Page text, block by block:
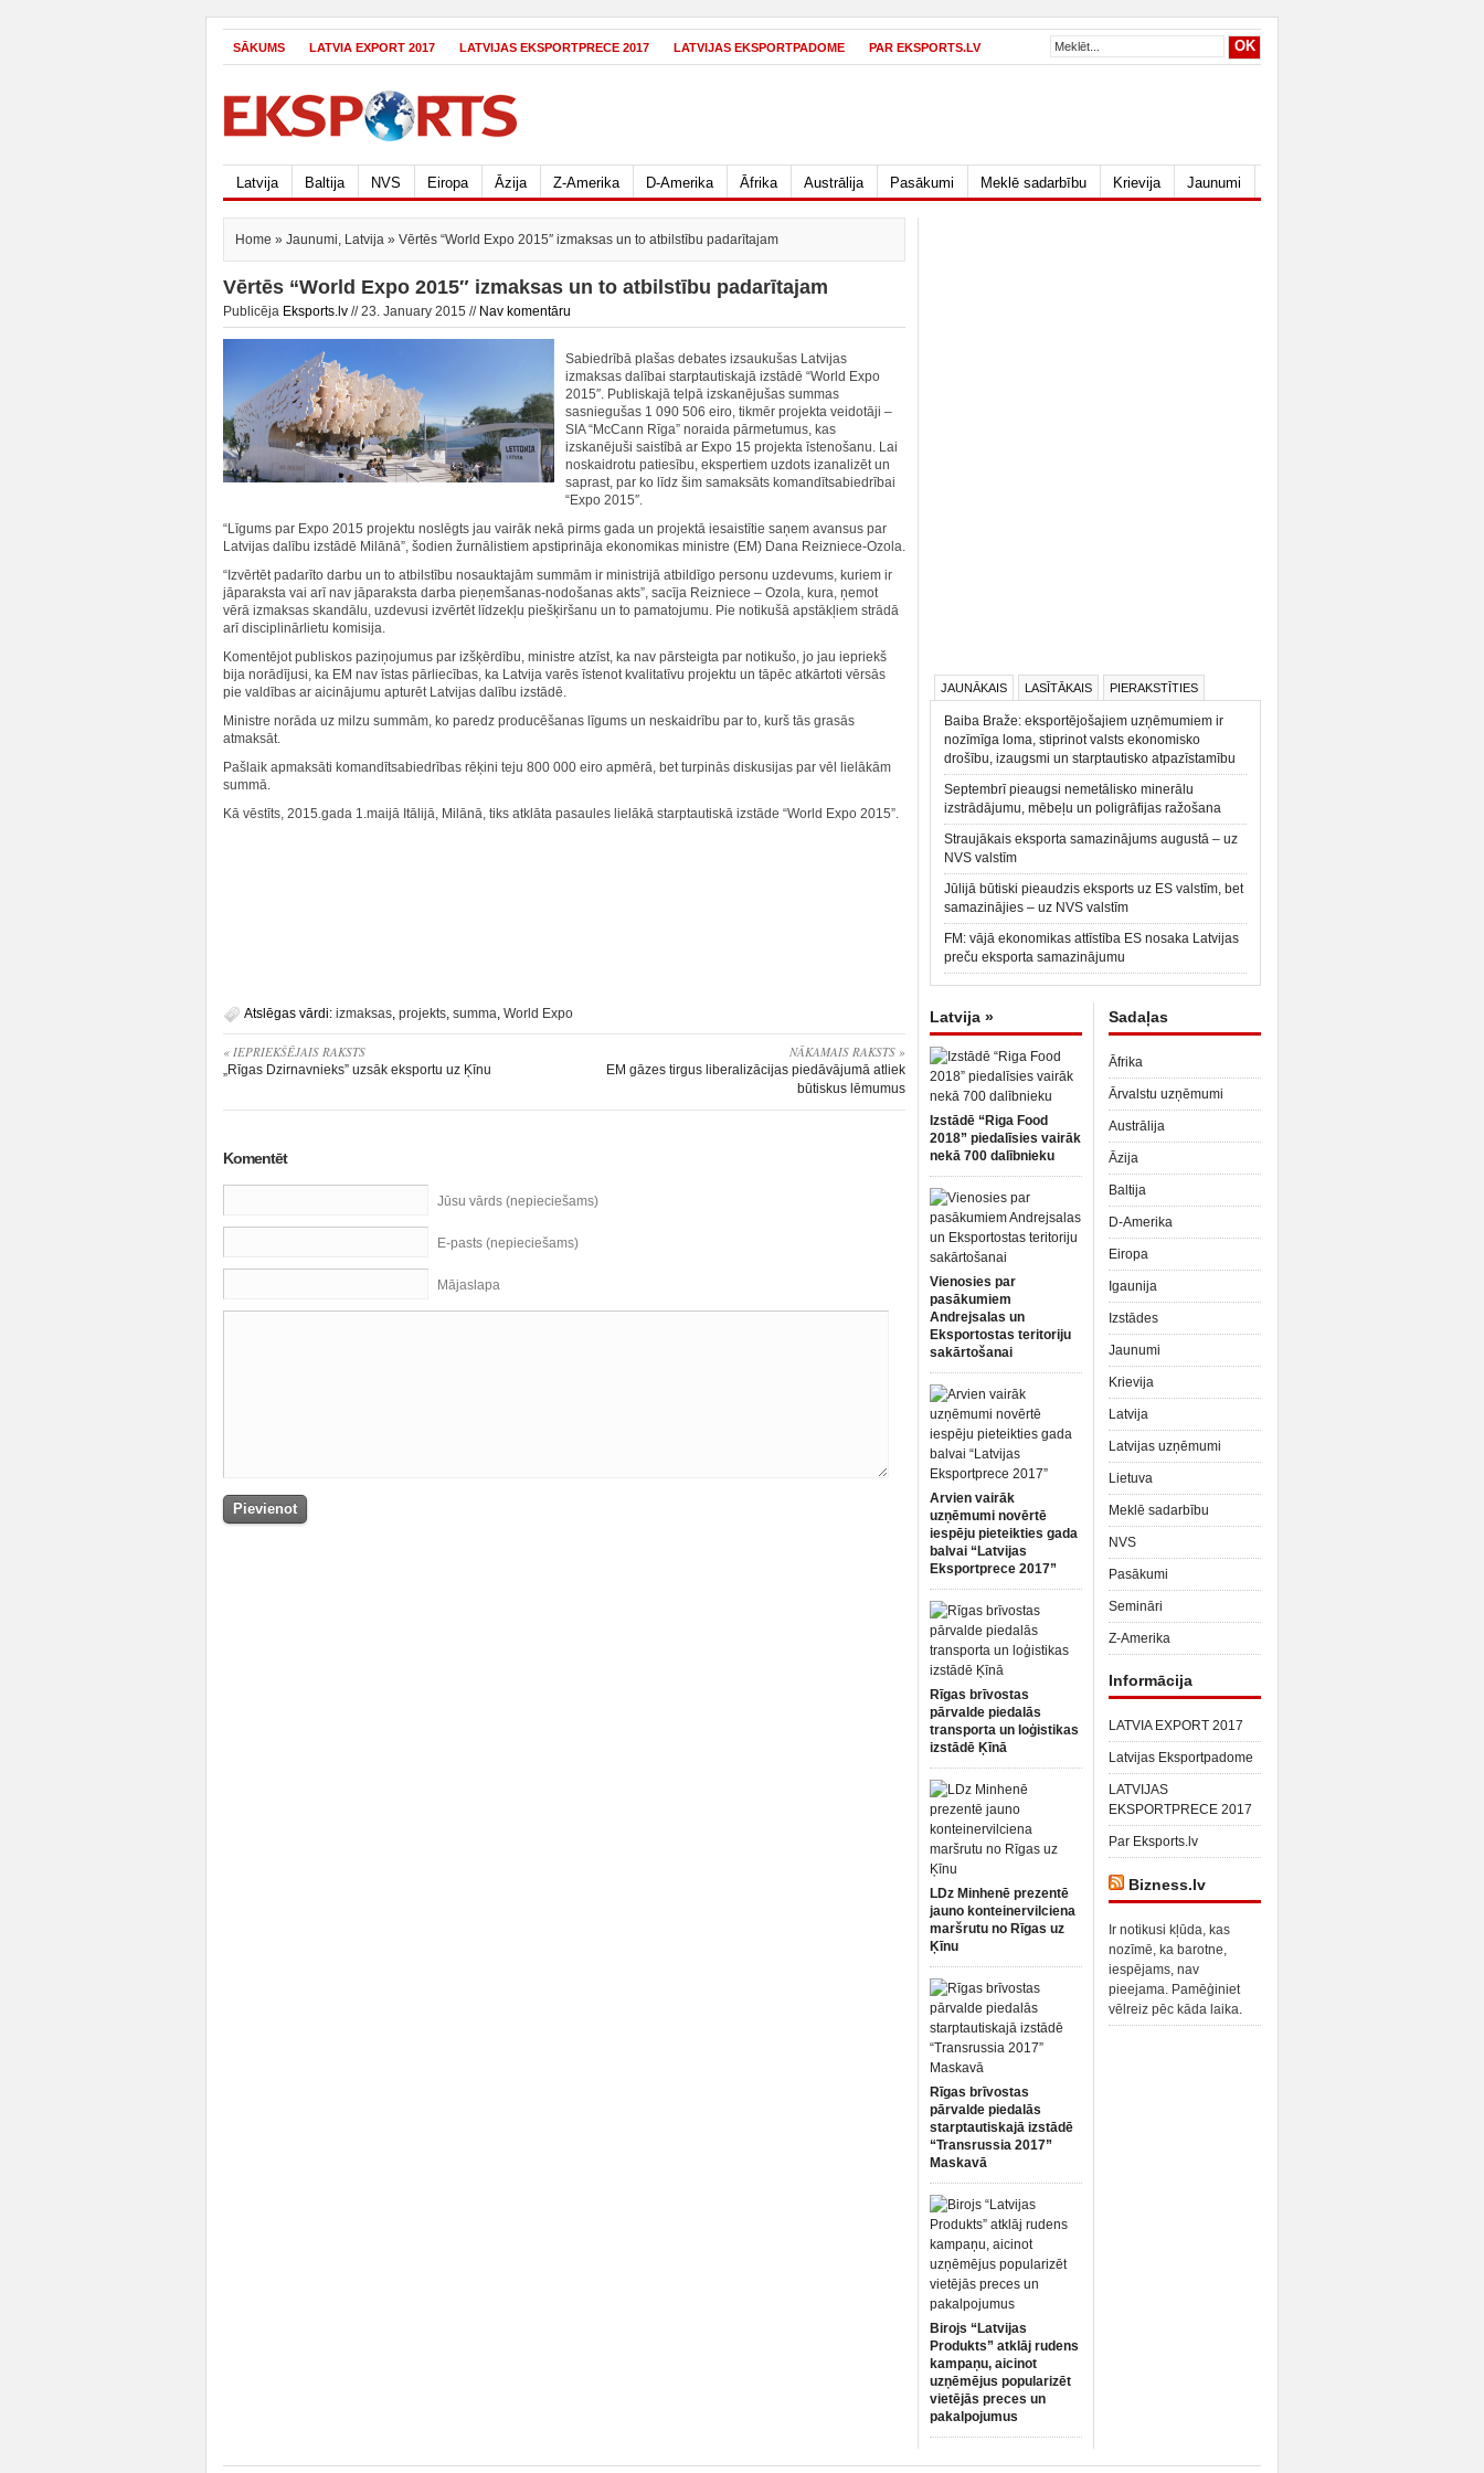
SĀKUMS LATVIA EXPORT 2017 LATVIJAS EKSPORTPRECE 2017 LATVIJAS EKSPORTPADOME PAR EKSPORTS.LV
Latvija Baltija NVS Eiropa Āzija Z-Amerika D-Amerika Āfrika Austrālija Pasākumi Meklē sadarbību Krievija Jaunumi
Home » Jaunumi, Latvija » Vērtēs “World Expo 2015″ izmaksas un to atbilstību padarītajam
Vērtēs “World Expo 2015″ izmaksas un to atbilstību padarītajam
Publicēja Eksports.lv // 23. January 2015 // Nav komentāru
Sabiedrībā plašas debates izsaukušas Latvijas
izmaksas dalībai starptautiskajā izstādē “World Expo
2015″. Publiskajā telpā izskanējušas summas
sasniegušas 1 090 506 eiro, tikmēr projekta veidotāji –
SIA “McCann Rīga” noraida pārmetumus, kas
izskanējuši saistībā ar Expo 15 projekta īstenošanu. Lai
noskaidrotu patiesību, ekspertiem uzdots izanalizēt un
saprast, par ko līdz šim samaksāts komandītsabiedrībai
“Expo 2015″.
“Līgums par Expo 2015 projektu noslēgts jau vairāk nekā pirms gada un projektā iesaistītie saņem avansus par
Latvijas dalību izstādē Milānā”, šodien žurnālistiem apstiprināja ekonomikas ministre (EM) Dana Reizniece-Ozola.
“Izvērtēt padarīto darbu un to atbilstību nosauktajām summām ir ministrijā atbildīgo personu uzdevums, kuriem ir
jāparaksta vai arī nav jāparaksta darba pieņemšanas-nodošanas akts”, sacīja Reizniece – Ozola, kura, ņemot
vērā izmaksas skandālu, uzdevusi izvērtēt līdzekļu piešķiršanu un to pamatojumu. Pie notikušā apstākļiem strādā
arī disciplinārlietu komisija.
Komentējot publiskos paziņojumus par izšķērdību, ministre atzīst, ka nav pārsteigta par notikušo, jo jau iepriekš
bija norādījusi, ka EM nav īstas pārliecības, ka Latvija varēs īstenot kvalitatīvu projektu un tāpēc atkārtoti vērsās
pie valdības ar aicinājumu apturēt Latvijas dalību izstādē.
Ministre norāda uz milzu summām, ko paredz producēšanas līgums un neskaidrību par to, kurš tās grasās
atmaksāt.
Pašlaik apmaksāti komandītsabiedrības rēķini teju 800 000 eiro apmērā, bet turpinās diskusijas par vēl lielākām
summā.
Kā vēstīts, 2015.gada 1.maijā Itālijā, Milānā, tiks atklāta pasaules lielākā starptautiskā izstāde “World Expo 2015”.
Atslēgas vārdi: izmaksas, projekts, summa, World Expo
« IEPRIEKŠĒJAIS RAKSTS
„Rīgas Dzirnavnieks” uzsāk eksportu uz Ķīnu
NĀKAMAIS RAKSTS »
EM gāzes tirgus liberalizācijas piedāvājumā atliek
būtiskus lēmumus
Komentēt
Jūsu vārds (nepieciešams)
E-pasts (nepieciešams)
Mājaslapa
JAUNĀKAIS LASĪTĀKAIS PIERAKSTĪTIES
Baiba Braže: eksportējošajiem uzņēmumiem ir
nozīmīga loma, stiprinot valsts ekonomisko
drošību, izaugsmi un starptautisko atpazīstamību
Septembrī pieaugsi nemetālisko minerālu
izstrādājumu, mēbeļu un poligrāfijas ražošana
Straujākais eksporta samazinājums augustā – uz
NVS valstīm
Jūlijā būtiski pieaudzis eksports uz ES valstīm, bet
samazinājies – uz NVS valstīm
FM: vājā ekonomikas attīstība ES nosaka Latvijas
preču eksporta samazinājumu
Latvija »
Izstādē “Riga Food
2018” piedalīsies vairāk
nekā 700 dalībnieku
Vienosies par
pasākumiem
Andrejsalas un
Eksportostas teritoriju
sakārtošanai
Arvien vairāk
uzņēmumi novērtē
iespēju pieteikties gada
balvai “Latvijas
Eksportprece 2017”
Rīgas brīvostas
pārvalde piedalās
transporta un loģistikas
izstādē Ķīnā
LDz Minhenē prezentē
jauno konteinervilciena
maršrutu no Rīgas uz
Ķīnu
Rīgas brīvostas
pārvalde piedalās
starptautiskajā izstādē
“Transrussia 2017”
Maskavā
Birojs “Latvijas
Produkts” atklāj rudens
kampaņu, aicinot
uzņēmējus popularizēt
vietējās preces un
pakalpojumus
Sadaļas
Āfrika
Ārvalstu uzņēmumi
Austrālija
Āzija
Baltija
D-Amerika
Eiropa
Igaunija
Izstādes
Jaunumi
Krievija
Latvija
Latvijas uzņēmumi
Lietuva
Meklē sadarbību
NVS
Pasākumi
Semināri
Z-Amerika
Informācija
LATVIA EXPORT 2017
Latvijas Eksportpadome
LATVIJAS
EKSPORTPRECE 2017
Par Eksports.lv
Bizness.lv
Ir notikusi kļūda, kas
nozīmē, ka barotne,
iespējams, nav
pieejama. Pamēģiniet
vēlreiz pēc kāda laika.